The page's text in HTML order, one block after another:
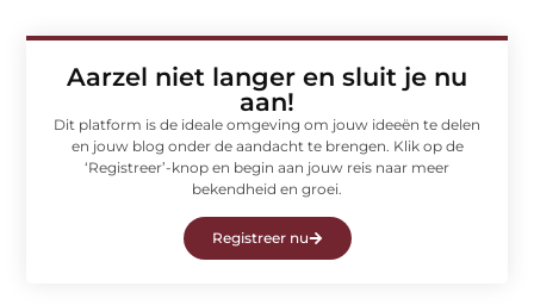
Aarzel niet langer en sluit je nu
aan!
Dit platform is de ideale omgeving om jouw ideeën te delen
en jouw blog onder de aandacht te brengen. Klik op de
‘Registreer’-knop en begin aan jouw reis naar meer
bekendheid en groei.
Registreer nu